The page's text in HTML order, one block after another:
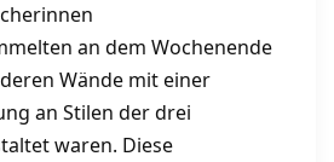
an dem Wochenende
Wände mit einer
an Stilen der drei
waren. Diese